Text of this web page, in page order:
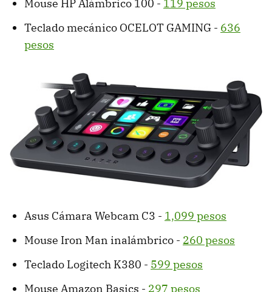
Mouse HP Alámbrico 100 - 119 pesos
Teclado mecánico OCELOT GAMING - 636
pesos
Asus Cámara Webcam C3 - 1,099 pesos
Mouse Iron Man inalámbrico - 260 pesos
Teclado Logitech K380 - 599 pesos
Mouse Amazon Basics - 297 pesos